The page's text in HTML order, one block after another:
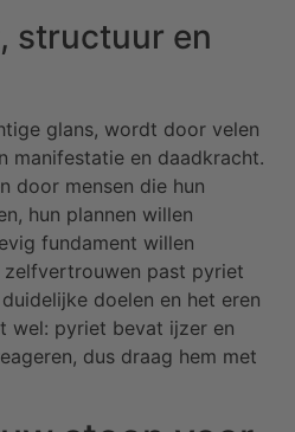
structuur en
glans, wordt door velen
manifestatie en daadkracht.
door mensen die hun
hun plannen willen
fundament willen
past pyriet
doelen en het eren
wel: pyriet bevat ijzer en
dus draag hem met